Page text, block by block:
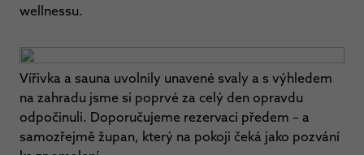
wellnessu.
Vířivka a sauna uvolnily unavené svaly a s výhledem
na zahradu jsme si poprvé za celý den opravdu
odpočinuli. Doporučujeme rezervaci předem – a
samozřejmě župan, který na pokoji čeká jako pozvání